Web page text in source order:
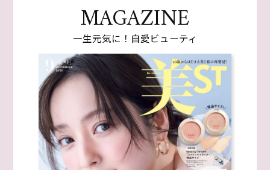
MAGAZINE
一生元気に！自愛ビューティ